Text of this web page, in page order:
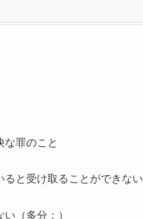
罪のこと
ると受け取ることができない
（多分；）